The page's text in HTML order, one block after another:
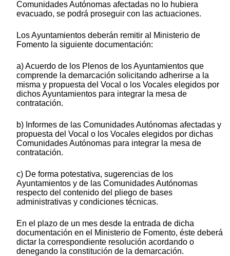
Comunidades Autónomas afectadas no lo hubiera
evacuado, se podrá proseguir con las actuaciones.
Los Ayuntamientos deberán remitir al Ministerio de
Fomento la siguiente documentación:
a) Acuerdo de los Plenos de los Ayuntamientos que
comprende la demarcación solicitando adherirse a la
misma y propuesta del Vocal o los Vocales elegidos por
dichos Ayuntamientos para integrar la mesa de
contratación.
b) Informes de las Comunidades Autónomas afectadas y
propuesta del Vocal o los Vocales elegidos por dichas
Comunidades Autónomas para integrar la mesa de
contratación.
c) De forma potestativa, sugerencias de los
Ayuntamientos y de las Comunidades Autónomas
respecto del contenido del pliego de bases
administrativas y condiciones técnicas.
En el plazo de un mes desde la entrada de dicha
documentación en el Ministerio de Fomento, éste deberá
dictar la correspondiente resolución acordando o
denegando la constitución de la demarcación.